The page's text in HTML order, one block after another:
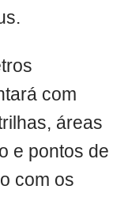
com
áreas
e pontos de
com os